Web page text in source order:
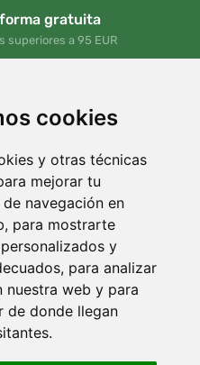
cookies
y otras técnicas
mejorar tu
navegación en
para mostrarte
y
para analizar
nuestra web y para
de donde llegan
gratuita
superiores a 95 EUR
gratuitos
pedido en cualquier momento
árbol. Leer más